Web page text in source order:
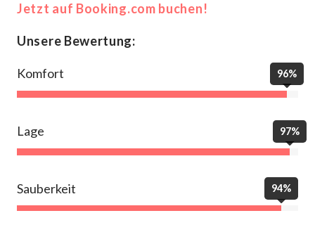
Jetzt auf Booking.com buchen!
Unsere Bewertung:
Komfort 96%
Lage 97%
Sauberkeit 94%